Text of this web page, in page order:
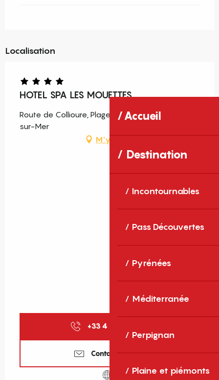
Accueil
Destination
Incontournables
Pass Découvertes
Pyrénées
Méditerranée
Perpignan
Plaine et piémonts
Localisation
HOTEL SPA LES MOUETTES
Route de Collioure, Plage-Sud, 66700 Argelès-
sur-Mer
M'y rendre
+33 4 68 81 82
Contactez-nous